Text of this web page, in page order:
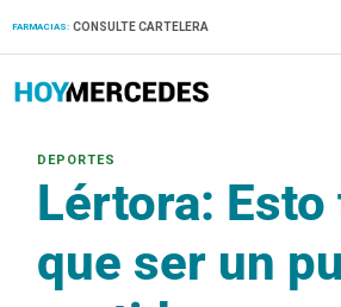
FARMACIAS: CONSULTE CARTELERA
Lértora: Esto
que ser un